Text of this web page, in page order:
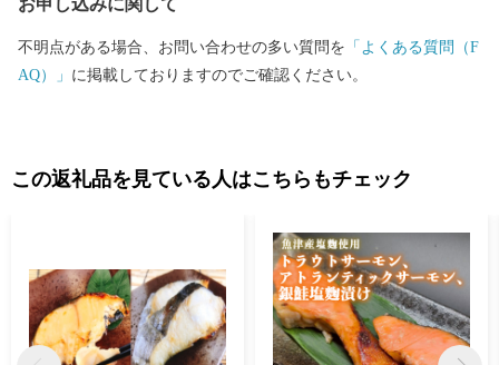
不明点がある場合、お問い合わせの多い質問を 「よくある質問（F
AQ）」 に掲載しておりますのでご確認ください。
この返礼品を見ている人はこちらもチェック